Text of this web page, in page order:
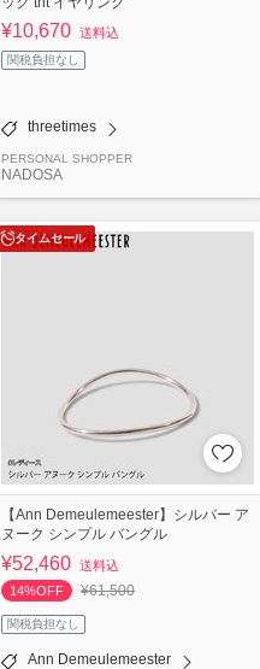
¥10,670 送料込
関税負担なし
threetimes
PERSONAL SHOPPER
NADOSA
タイムセール
【Ann Demeulemeester】シルバー ア
ヌーク シンプル バングル
¥52,460 送料込
14%OFF
¥61,500
関税負担なし
Ann Demeulemeester